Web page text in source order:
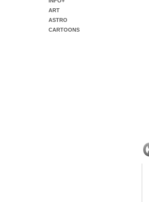
ART
ASTRO
CARTOONS